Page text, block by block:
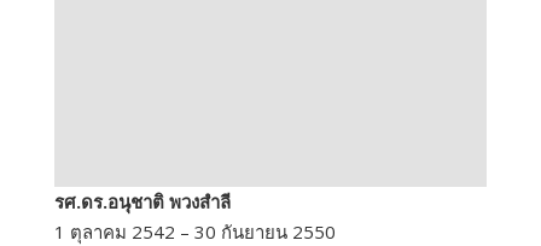
รศ.ดร.อนุชาติ พวงสำลี
1 ตุลาคม 2542 – 30 กันยายน 2550